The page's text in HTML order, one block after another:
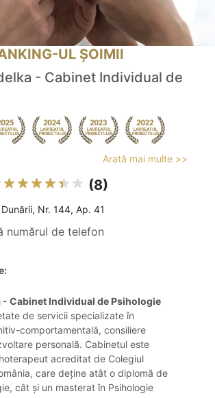
UL ȘOIMII
- Cabinet Individual de
Arată mai multe >>
(8)
Nr. 144, Ap. 41
numărul de telefon
- Cabinet Individual de Psihologie
de servicii specializate în
comportamentală, consiliere
personală. Cabinetul este
acreditat de Colegiul
care deține atât o diplomă de
cât și un masterat în Psihologie